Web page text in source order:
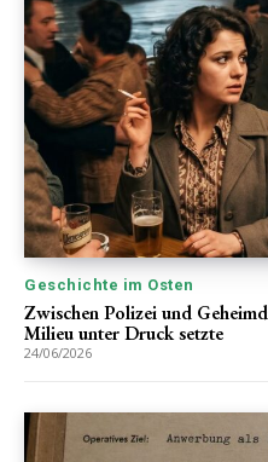
Geschichte im Osten
Zwischen Polizei und
Milieu unter Druck setzte
24/06/2026